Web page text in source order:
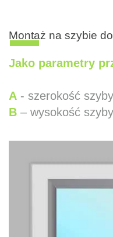
Montaż na szybie
Jako parametry
A - szerokość
B – wysokość